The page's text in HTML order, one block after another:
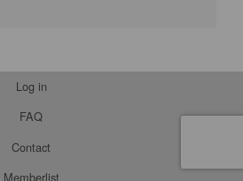
Log in
FAQ
Contact
Memberlist